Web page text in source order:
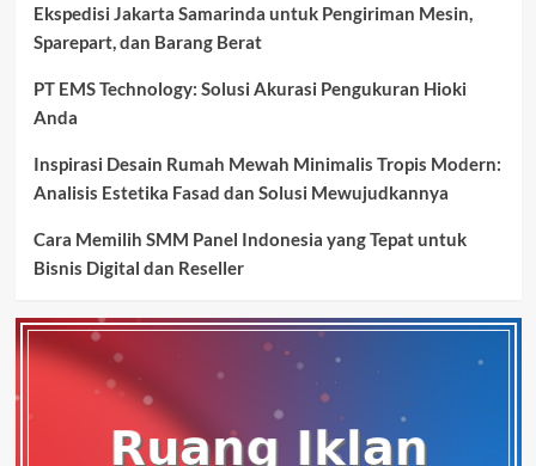
Ekspedisi Jakarta Samarinda untuk Pengiriman Mesin,
Sparepart, dan Barang Berat
PT EMS Technology: Solusi Akurasi Pengukuran Hioki
Anda
Inspirasi Desain Rumah Mewah Minimalis Tropis Modern:
Analisis Estetika Fasad dan Solusi Mewujudkannya
Cara Memilih SMM Panel Indonesia yang Tepat untuk
Bisnis Digital dan Reseller